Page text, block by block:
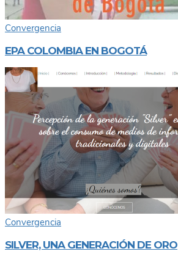
Convergencia
EPA COLOMBIA EN BOGOTÁ
Convergencia
SILVER, UNA GENERACIÓN DE ORO